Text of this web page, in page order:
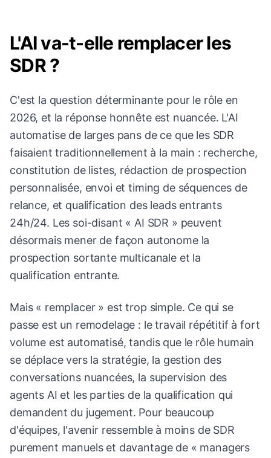
L'AI va-t-elle remplacer les
SDR ?
C'est la question déterminante pour le rôle en
2026, et la réponse honnête est nuancée. L'AI
automatise de larges pans de ce que les SDR
faisaient traditionnellement à la main : recherche,
constitution de listes, rédaction de prospection
personnalisée, envoi et timing de séquences de
relance, et qualification des leads entrants
24h/24. Les soi-disant « AI SDR » peuvent
désormais mener de façon autonome la
prospection sortante multicanale et la
qualification entrante.
Mais « remplacer » est trop simple. Ce qui se
passe est un remodelage : le travail répétitif à fort
volume est automatisé, tandis que le rôle humain
se déplace vers la stratégie, la gestion des
conversations nuancées, la supervision des
agents AI et les parties de la qualification qui
demandent du jugement. Pour beaucoup
d'équipes, l'avenir ressemble à moins de SDR
purement manuels et davantage de « managers